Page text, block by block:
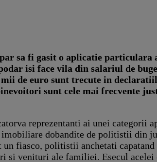
sa fi gasit o aplicatie particulara
isi face vila din salariul de
de euro sunt trecute in
sunt cele mai frecvente
reprezentanti ai unei categorii
dobandite de politistii din
fiasco, politistii anchetati
si venituri ale familiei. Esecul